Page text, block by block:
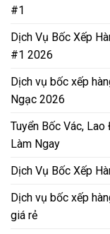
#1
Dịch Vụ Bốc Xếp
#1 2026
Dịch vụ bốc xếp
Ngạc 2026
Tuyển Bốc Vác,
Làm Ngay
Dịch Vụ Bốc Xếp
Dịch vụ bốc xếp
giá rẻ